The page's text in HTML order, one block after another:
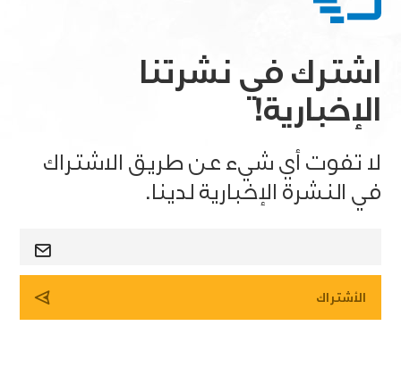
اشترك في نشرتنا
الإخبارية!
لا تفوت أي شيء عن طريق الاشتراك
في النشرة الإخبارية لدينا.